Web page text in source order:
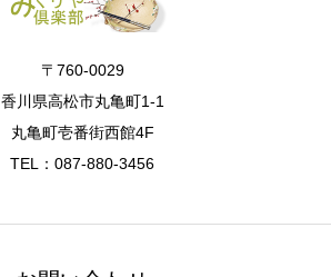
〒760-0029
香川県高松市丸亀町1-1
丸亀町壱番街西館4F
TEL：087-880-3456